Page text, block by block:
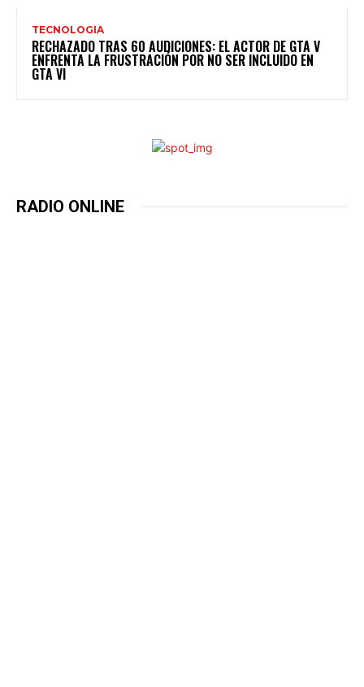
TECNOLOGIA
RECHAZADO TRAS 60 AUDICIONES: EL ACTOR DE GTA V
ENFRENTA LA FRUSTRACIÓN POR NO SER INCLUIDO EN
GTA VI
RADIO ONLINE